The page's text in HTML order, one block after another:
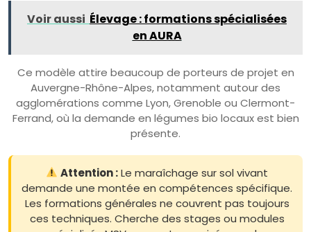
Voir aussi Élevage : formations spécialisées
en AURA
Ce modèle attire beaucoup de porteurs de projet en
Auvergne-Rhône-Alpes, notamment autour des
agglomérations comme Lyon, Grenoble ou Clermont-
Ferrand, où la demande en légumes bio locaux est bien
présente.
Attention :Le maraîchage sur sol vivant
demande une montée en compétences spécifique.
Les formations générales ne couvrent pas toujours
ces techniques. Cherche des stages ou modules